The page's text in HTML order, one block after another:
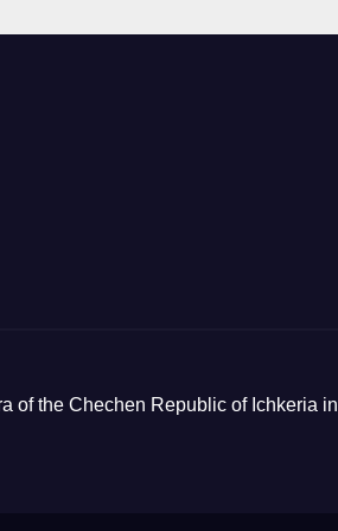
of the Chechen Republic of Ichkeria in